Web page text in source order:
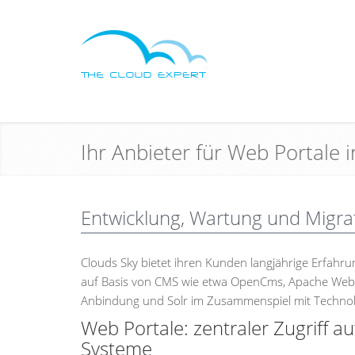
Ihr Anbieter für Web Portale
Entwicklung, Wartung und
Clouds Sky bietet ihren Kunden langjährige
auf Basis von CMS wie etwa OpenCms, Apache
Anbindung und Solr im Zusammenspiel mit
Web Portale: zentraler Zugriff
Systeme